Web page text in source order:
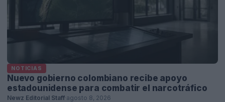
NOTICIAS
Nuevo gobierno colombiano recibe apoyo
estadounidense para combatir el narcotráfico
Newz Editorial Staff agosto 8, 2026